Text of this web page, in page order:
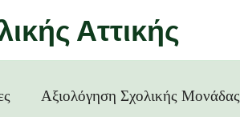
Αττικής
Αξιολόγηση Σχολικής Μονάδας